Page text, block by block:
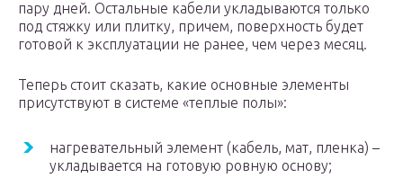
пару дней. Остальные кабели укладываются только
под стяжку или плитку, причем, поверхность будет
готовой к эксплуатации не ранее, чем через месяц.
Теперь стоит сказать, какие основные элементы
присутствуют в системе «теплые полы»:
нагревательный элемент (кабель, мат, пленка) –
укладывается на готовую ровную основу;